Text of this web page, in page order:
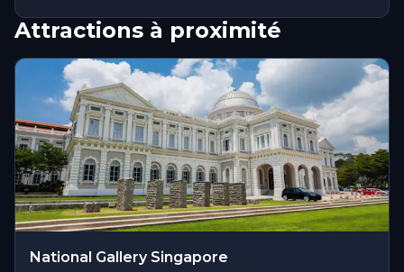
Attractions à proximité
National Gallery Singapore